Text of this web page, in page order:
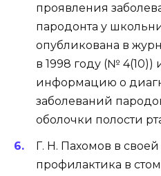
проявления
пародонта у
опубликована в
в 1998 году (№ 4(10))
информацию о
заболеваний
оболочки полости
Г. Н. Пахомов в
профилактика в